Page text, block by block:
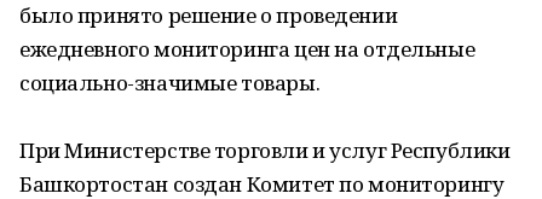
было принято решение о проведении
ежедневного мониторинга цен на отдельные
социально-значимые товары.
При Министерстве торговли и услуг Республики
Башкортостан создан Комитет по мониторингу